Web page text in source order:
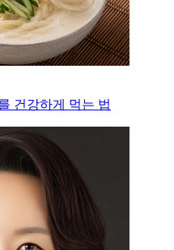
건강하게 먹는 법